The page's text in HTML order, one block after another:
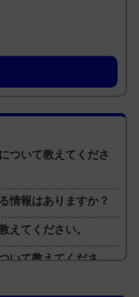
ついて教えてくださ
情報はありますか？
えてください。
いて教えてくださ